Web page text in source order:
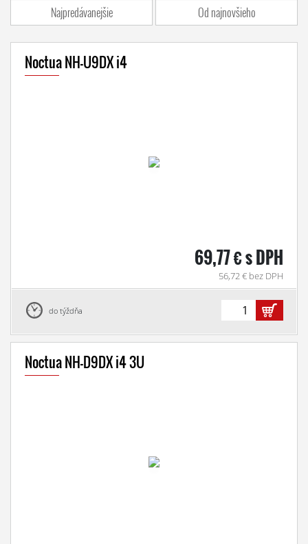
Najpredávanejšie
Od najnovšieho
Noctua NH-U9DX i4
69,77 € s DPH
56,72 € bez DPH
do týždňa
Noctua NH-D9DX i4 3U